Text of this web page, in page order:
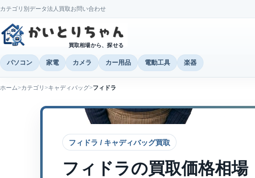
カテゴリ別データ法人買取お問い合わせ
買取相場から、探せる
パソコン 家電 カメラ カー用品 電動工具 楽器
ホーム カテゴリ キャディバッグ フィドラ
フィドラ / キャディバッグ買取
フィドラの買取価格相場